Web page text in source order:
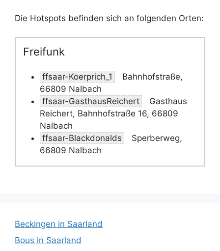
Die Hotspots befinden sich an folgenden Orten:
Freifunk
ffsaar-Koerprich_1
Bahnhofstraße,
66809 Nalbach
ffsaar-GasthausReichert
Gasthaus
Reichert, Bahnhofstraße 16, 66809
Nalbach
ffsaar-Blackdonalds
Sperberweg,
66809 Nalbach
Beckingen in Saarland
Bous in Saarland